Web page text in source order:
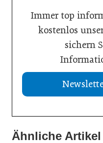
Immer top
kostenlos
sichern
Ähnliche Artikel
21. Juli 2026